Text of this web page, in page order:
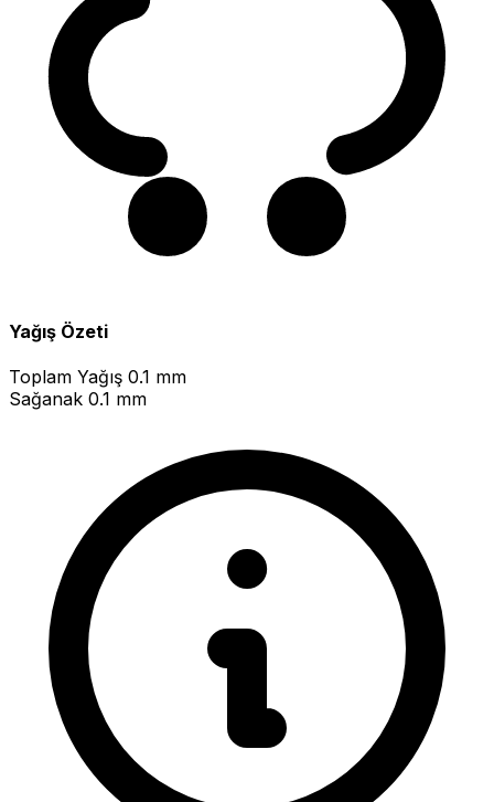
Yağış Özeti
Toplam Yağış 0.1 mm
Sağanak 0.1 mm